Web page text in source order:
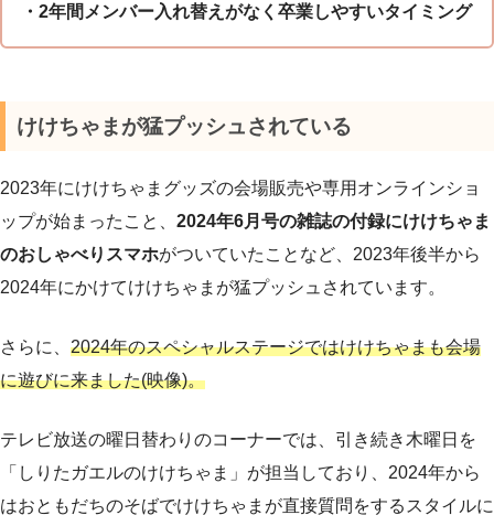
・2年間メンバー入れ替えがなく卒業しやすいタイミング
けけちゃまが猛プッシュされている
2023年にけけちゃまグッズの会場販売や専用オンラインショ
ップが始まったこと、 2024年6月号の雑誌の付録にけけちゃま
のおしゃべりスマホがついていたことなど、2023年後半から
2024年にかけてけけちゃまが猛プッシュされています。
さらに、 2024年のスペシャルステージではけけちゃまも会場
に遊びに来ました(映像)。
テレビ放送の曜日替わりのコーナーでは、引き続き木曜日を
「しりたガエルのけけちゃま」が担当しており、2024年から
はおともだちのそばでけけちゃまが直接質問をするスタイルに